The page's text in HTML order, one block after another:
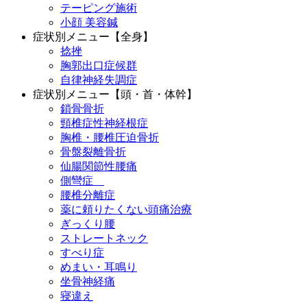
テーピング施術
小顔 美容鍼
症状別メニュー【全身】
捻挫
胸郭出口症候群
自律神経失調症
症状別メニュー【頭・首・体幹】
鎖骨骨折
頸椎症性神経根症
胸椎・腰椎圧迫骨折
骨盤裂離骨折
仙腸関節性腰痛
側彎症
腰椎分離症
薬に頼りたくない頭痛治療
ぎっくり腰
ストレートネック
すべり症
めまい・耳鳴り
坐骨神経痛
寝違え